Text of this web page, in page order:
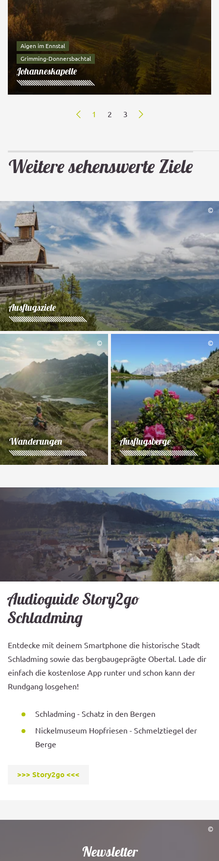
Aigen im Ennstal
Grimming-Donnersbachtal
Johanneskapelle
1 (Derzeit)
2 3 Next
Weitere sehenswerte Ziele
©
Ausflugsziele
©
Wanderungen
©
Ausflugsberge
Audioguide Story2go
Schladming
Entdecke mit deinem Smartphone die historische Stadt
Schladming sowie das bergbaugeprägte Obertal. Lade dir
einfach die kostenlose App runter und schon kann der
Rundgang losgehen!
Schladming - Schatz in den Bergen
Nickelmuseum Hopfriesen - Schmelztiegel der
Berge
>>> Story2go <<<
©
Newsletter